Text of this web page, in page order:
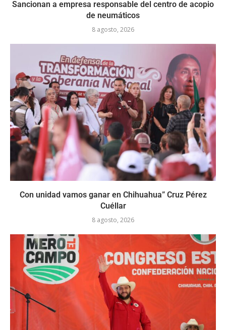
Sancionan a empresa responsable del centro de acopio
de neumáticos
8 agosto, 2026
Con unidad vamos ganar en Chihuahua” Cruz Pérez
Cuéllar
8 agosto, 2026